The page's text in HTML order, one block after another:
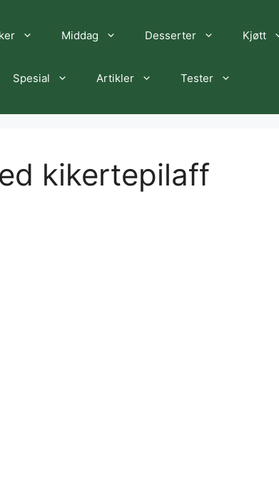
Middag Desserter Kjøtt
Spesial Artikler Tester
kikertepilaff